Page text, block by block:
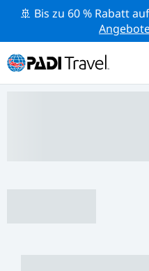
🚢 Bis zu 60 % Rabatt